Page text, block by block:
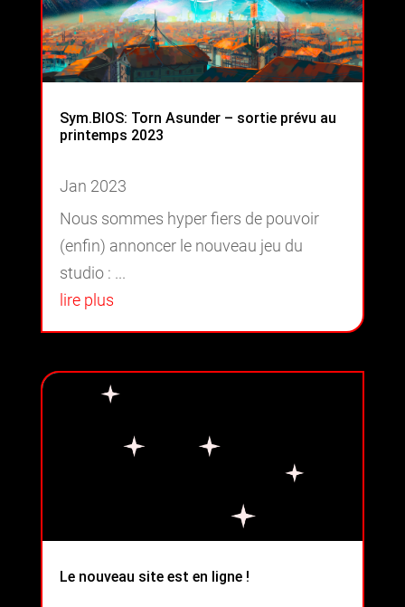
Sym.BIOS: Torn Asunder – sortie prévu au
printemps 2023
Jan 2023
Nous sommes hyper fiers de pouvoir
(enfin) annoncer le nouveau jeu du
studio : ...
lire plus
Le nouveau site est en ligne !